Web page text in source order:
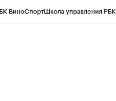
ВиноСпортШкола управления РБК